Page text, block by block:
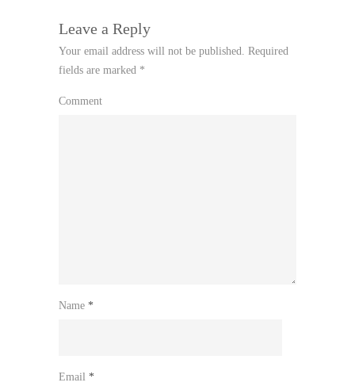
Leave a Reply
Your email address will not be published. Required
fields are marked *
Comment
Name *
Email *